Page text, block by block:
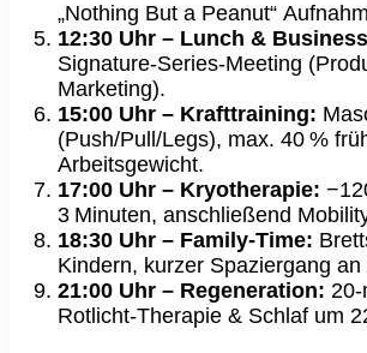
„Nothing But a Peanut“
12:30 Uhr – Lunch &
Signature‑Series‑Meeting
Marketing).
15:00 Uhr – Krafttraining:
(Push/Pull/Legs), max. 40 %
Arbeitsgewicht.
17:00 Uhr – Kryotherapie:
3 Minuten, anschließend
18:30 Uhr – Family‑Time:
Kindern, kurzer Spaziergang an
21:00 Uhr – Regeneration:
Rotlicht‑Therapie & Schlaf um